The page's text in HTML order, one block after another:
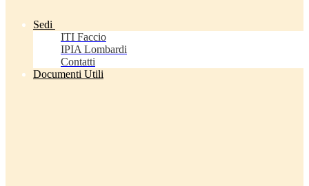
Sedi
ITI Faccio
IPIA Lombardi
Contatti
Documenti Utili